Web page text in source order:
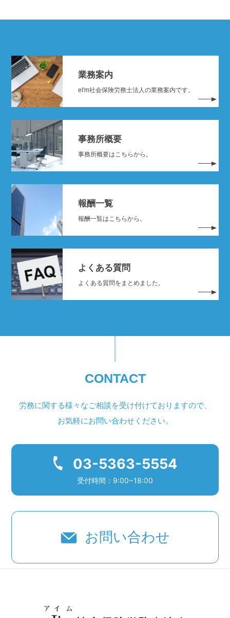
業務案内
eI'm社会保険労務士法人の業務案内です。
事務所概要
事務所概要はこちらから。
報酬一覧
報酬一覧はこちらから。
よくある質問
よくある質問をまとめました。
CONTACT
労務に関する様々なご相談を受け付けておりますので、
お気軽にお問い合わせください。
03-5363-5554
受付時間：9:00~18:00
お問い合わせ